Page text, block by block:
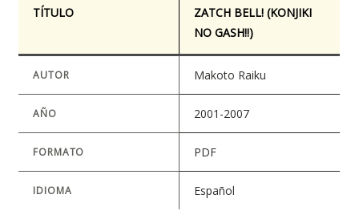
TÍTULO
ZATCH BELL! (KONJIKI
NO GASH!!)
AUTOR Makoto Raiku
AÑO 2001-2007
FORMATO PDF
IDIOMA Español